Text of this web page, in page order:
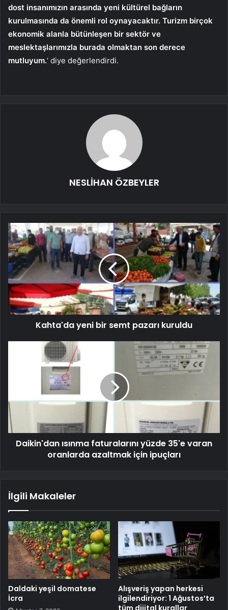
dost insanımızın arasında yeni kültürel bağların
kurulmasında da önemli rol oynayacaktır. Turizm birçok
ekonomik alanla bütünleşen bir sektör ve
meslektaşlarımızla burada olmaktan son derece
mutluyum.‘ diye değerlendirdi.
NESLİHAN ÖZBEYLER
Kahta'da yeni bir semt pazarı kuruldu
Daikin'dan ısınma faturalarını yüzde 35'e varan
oranlarda azaltmak için ipuçları
İlgili Makaleler
Daldaki yeşil domatese
İcra
Alışveriş yapan herkesi
ilgilendiriyor: 1 Ağustos’ta
tüm dijital kurallar